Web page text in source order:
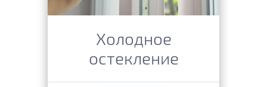
Холодное
остекление